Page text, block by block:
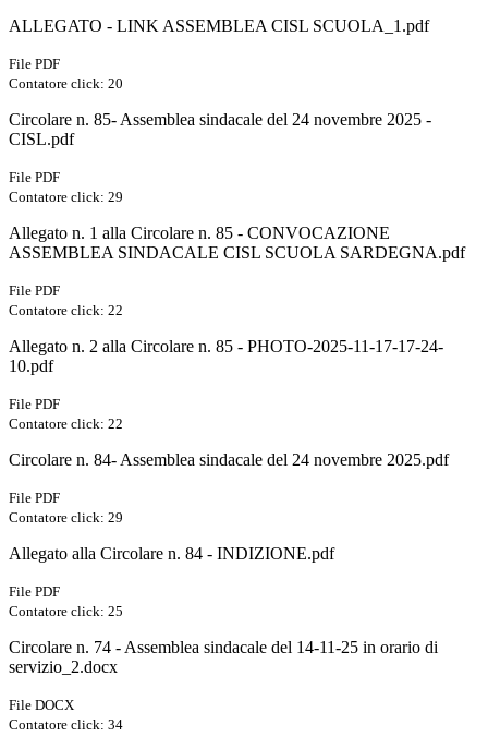
ALLEGATO - LINK ASSEMBLEA CISL SCUOLA_1.pdf
File PDF
Contatore click: 20
Circolare n. 85- Assemblea sindacale del 24 novembre 2025 -
CISL.pdf
File PDF
Contatore click: 29
Allegato n. 1 alla Circolare n. 85 - CONVOCAZIONE
ASSEMBLEA SINDACALE CISL SCUOLA SARDEGNA.pdf
File PDF
Contatore click: 22
Allegato n. 2 alla Circolare n. 85 - PHOTO-2025-11-17-17-24-
10.pdf
File PDF
Contatore click: 22
Circolare n. 84- Assemblea sindacale del 24 novembre 2025.pdf
File PDF
Contatore click: 29
Allegato alla Circolare n. 84 - INDIZIONE.pdf
File PDF
Contatore click: 25
Circolare n. 74 - Assemblea sindacale del 14-11-25 in orario di
servizio_2.docx
File DOCX
Contatore click: 34